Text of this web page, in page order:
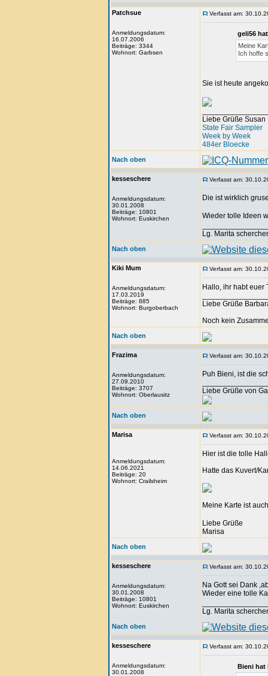
Patchsue
Anmeldungsdatum:
16.07.2006
Beiträge: 3344
Wohnort: Garbsen
Verfasst am:
geli56
Meine
Ich hoffe
Sie ist heute
Liebe Grüße Susan
State Fair Sampler
Week by Week
484er Bloecke
Nach oben
kesseschere
Anmeldungsdatum:
30.01.2008
Beiträge: 10801
Wohnort: Euskirchen
Verfasst am:
Die ist wirklich
Wieder tolle Ideen
Lg. Marita
Nach oben
Kiki Mum
Anmeldungsdatum:
17.03.2019
Beiträge: 885
Wohnort: Burgoberbach
Verfasst am:
Hallo, ihr habt euer
Liebe Grüße
Noch kein
Nach oben
Frazima
Anmeldungsdatum:
27.09.2010
Beiträge: 3707
Wohnort: Oberlausitz
Verfasst am:
Puh Bieni, ist die
Liebe Grüße von
Nach oben
Marisa
Anmeldungsdatum:
14.06.2021
Beiträge: 20
Wohnort: Crailsheim
Verfasst am:
Hier ist die tolle
Hatte das Kuvert/
Meine Karte ist
Liebe Grüße
Marisa
Nach oben
kesseschere
Anmeldungsdatum:
30.01.2008
Beiträge: 10801
Wohnort: Euskirchen
Verfasst am:
Na Gott sei Dank
Wieder eine tolle
Lg. Marita
Nach oben
kesseschere
Anmeldungsdatum:
30.01.2008
Verfasst am:
Bieni hat